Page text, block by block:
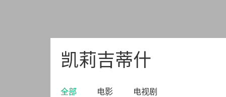
凯莉吉蒂什
全部 电影 电视剧